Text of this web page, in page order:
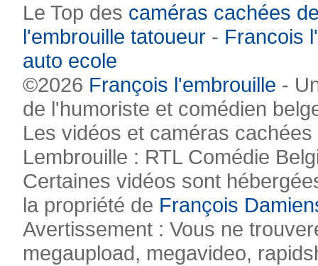
Le Top des caméras cachées
l'embrouille tatoueur - Francois
auto ecole
©2026 François l'embrouille -
de l'humoriste et comédien
Les vidéos et caméras
Lembrouille : RTL Comédie
Certaines vidéos sont
la propriété de François
Avertissement : Vous ne
megaupload, megavideo,